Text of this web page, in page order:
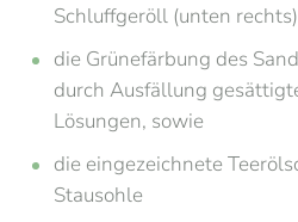
Schluffgeröll (unten
die Grünefärbung des
durch Ausfällung
Lösungen, sowie
die eingezeichnete
Stausohle